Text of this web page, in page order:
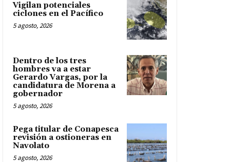
Vigilan potenciales
ciclones en el Pacífico
5 agosto, 2026
Dentro de los tres
hombres va a estar
Gerardo Vargas, por la
candidatura de Morena a
gobernador
5 agosto, 2026
Pega titular de Conapesca
revisión a ostioneras en
Navolato
5 agosto, 2026